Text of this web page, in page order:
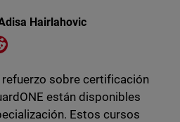
Hairlahovic
on X
Share on Reddit
sobre certificación
están disponibles
Estos cursos